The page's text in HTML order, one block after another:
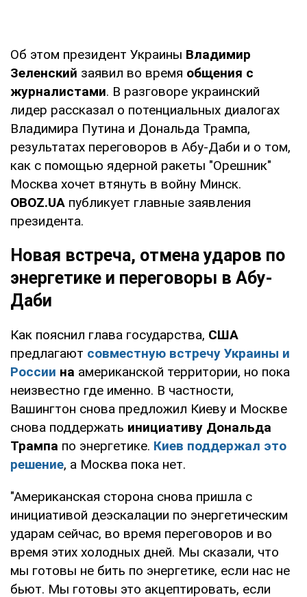
Об этом президент Украины Владимир
Зеленский заявил во время общения с
журналистами. В разговоре украинский
лидер рассказал о потенциальных диалогах
Владимира Путина и Дональда Трампа,
результатах переговоров в Абу-Даби и о том,
как с помощью ядерной ракеты "Орешник"
Москва хочет втянуть в войну Минск.
OBOZ.UA публикует главные заявления
президента.
Новая встреча, отмена ударов по
энергетике и переговоры в Абу-
Даби
Как пояснил глава государства, США
предлагают совместную встречу Украины и
России на американской территории, но пока
неизвестно где именно. В частности,
Вашингтон снова предложил Киеву и Москве
снова поддержать инициативу Дональда
Трампа по энергетике. Киев поддержал это
решение, а Москва пока нет.
"Американская сторона снова пришла с
инициативой деэскалации по энергетическим
ударам сейчас, во время переговоров и во
время этих холодных дней. Мы сказали, что
мы готовы не бить по энергетике, если нас не
бьют. Мы готовы это акцептировать, если